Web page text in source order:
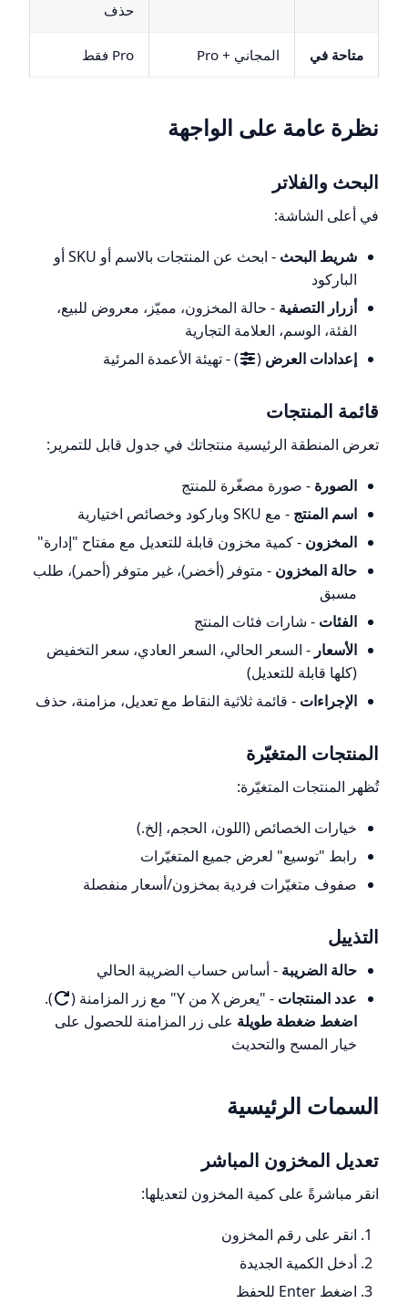
حذف
متاحة في المجاني + Pro Pro فقط
نظرة عامة على الواجهة
البحث والفلاتر
في أعلى الشاشة:
شريط البحث
- ابحث عن المنتجات بالاسم أو SKU أو
الباركود
أزرار التصفية - حالة المخزون، مميّز، معروض للبيع،
الفئة، الوسم، العلامة التجارية
إعدادات العرض ( ) - تهيئة الأعمدة المرئية
قائمة المنتجات
تعرض المنطقة الرئيسية منتجاتك في جدول قابل للتمرير:
الصورة - صورة مصغّرة للمنتج
اسم المنتج - مع SKU وباركود وخصائص اختيارية
المخزون - كمية مخزون قابلة للتعديل مع مفتاح "إدارة"
حالة المخزون - متوفر (أخضر)، غير متوفر (أحمر)، طلب
مسبق
الفئات - شارات فئات المنتج
الأسعار - السعر الحالي، السعر العادي، سعر التخفيض
(كلها قابلة للتعديل)
الإجراءات - قائمة ثلاثية النقاط مع تعديل، مزامنة، حذف
المنتجات المتغيّرة
تُظهر المنتجات المتغيّرة:
خيارات الخصائص (اللون، الحجم، إلخ.)
رابط "توسيع" لعرض جميع المتغيّرات
صفوف متغيّرات فردية بمخزون/أسعار منفصلة
التذييل
حالة الضريبة - أساس حساب الضريبة الحالي
عدد المنتجات - "يعرض X من Y" مع زر المزامنة (
).
اضغط ضغطة طويلة على زر المزامنة للحصول على
خيار المسح والتحديث
السمات الرئيسية
تعديل المخزون المباشر
انقر مباشرةً على كمية المخزون لتعديلها:
انقر على رقم المخزون
أدخل الكمية الجديدة
اضغط Enter للحفظ